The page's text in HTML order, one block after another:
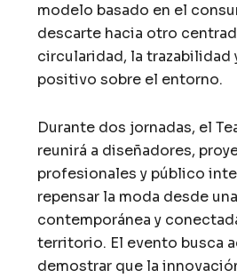
modelo basado en el
descarte hacia otro
circularidad, la trazabilidad
positivo sobre el entorno.
Durante dos jornadas, el
reunirá a diseñadores,
profesionales y público
repensar la moda desde
contemporánea y
territorio. El evento busca
demostrar que la